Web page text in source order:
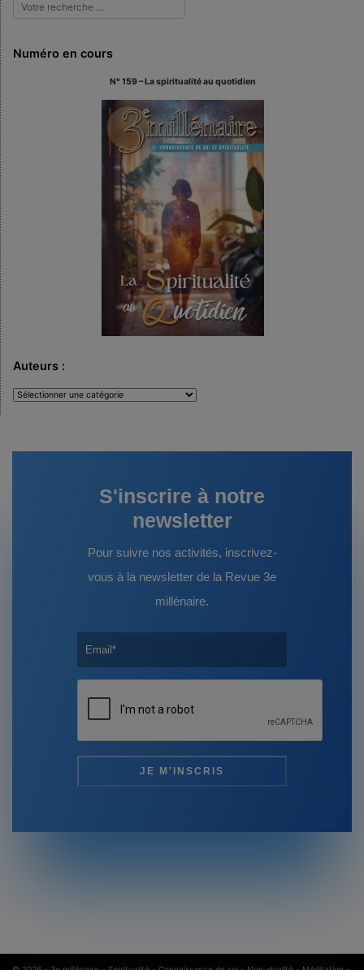
Numéro en cours
N° 159 – La spiritualité au quotidien
Auteurs :
Auteurs
S'inscrire à notre
newsletter
Pour suivre nos activités, inscrivez-
vous à la newsletter de la Revue 3e
millénaire.